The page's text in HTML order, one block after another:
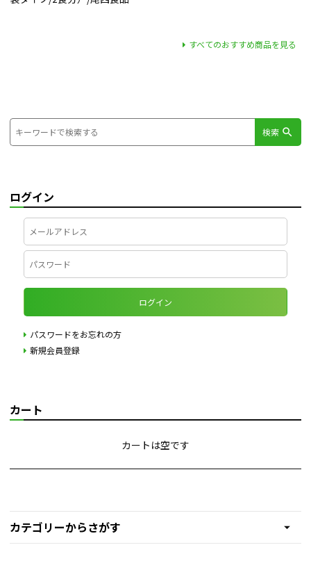
すべてのおすすめ商品を見る
検索
ログイン
ログイン
パスワードをお忘れの方
新規会員登録
カート
カートは空です
カテゴリーからさがす